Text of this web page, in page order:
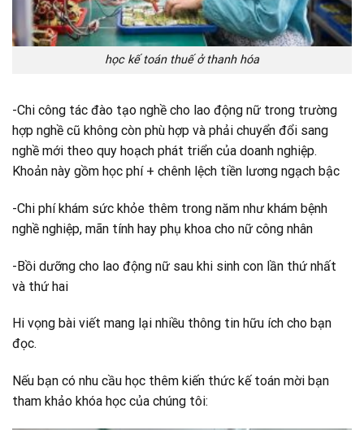
học kế toán thuế ở thanh hóa
-Chi công tác đào tạo nghề cho lao động nữ trong trường
hợp nghề cũ không còn phù hợp và phải chuyển đổi sang
nghề mới theo quy hoạch phát triển của doanh nghiệp.
Khoản này gồm học phí + chênh lệch tiền lương ngạch bậc
-Chi phí khám sức khỏe thêm trong năm như khám bệnh
nghề nghiệp, mãn tính hay phụ khoa cho nữ công nhân
-Bồi dưỡng cho lao động nữ sau khi sinh con lần thứ nhất
và thứ hai
Hi vọng bài viết mang lại nhiều thông tin hữu ích cho bạn
đọc.
Nếu bạn có nhu cầu học thêm kiến thức kế toán mời bạn
tham khảo khóa học của chúng tôi: